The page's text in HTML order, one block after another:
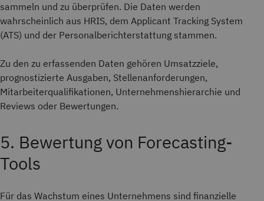
sammeln und zu überprüfen. Die Daten werden
wahrscheinlich aus HRIS, dem Applicant Tracking System
(ATS) und der Personalberichterstattung stammen.
Zu den zu erfassenden Daten gehören Umsatzziele,
prognostizierte Ausgaben, Stellenanforderungen,
Mitarbeiterqualifikationen, Unternehmenshierarchie und
Reviews oder Bewertungen.
5. Bewertung von Forecasting-
Tools
Für das Wachstum eines Unternehmens sind finanzielle